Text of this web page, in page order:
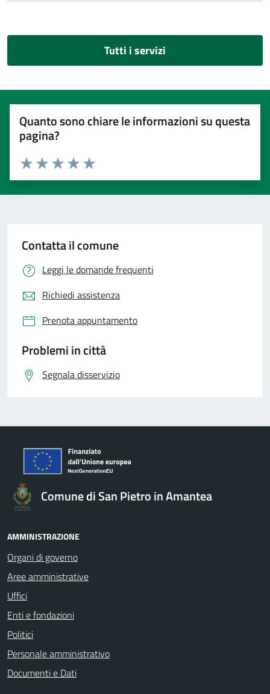
Tutti i servizi
Quanto sono chiare le informazioni su questa
pagina?
Valuta 5 stelle su 5
Valuta 4 stelle su 5
Valuta 3 stelle su 5
Valuta 2 stelle su 5
Valuta 1 stelle su 5
Contatta il comune
Leggi le domande frequenti
Richiedi assistenza
Prenota appuntamento
Problemi in città
Segnala disservizio
Comune di San Pietro in Amantea
AMMINISTRAZIONE
Organi di governo
Aree amministrative
Uffici
Enti e fondazioni
Politici
Personale amministrativo
Documenti e Dati